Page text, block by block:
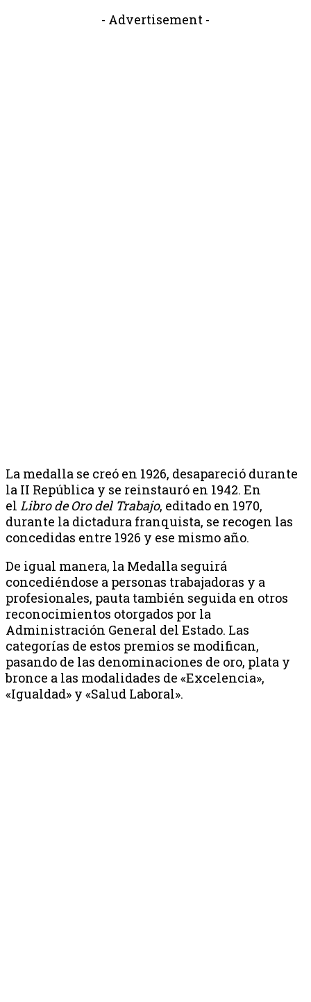
- Advertisement -
La medalla se creó en 1926, desapareció durante
la II República y se reinstauró en 1942. En
el Libro de Oro del Trabajo, editado en 1970,
durante la dictadura franquista, se recogen las
concedidas entre 1926 y ese mismo año.
De igual manera, la Medalla seguirá
concediéndose a personas trabajadoras y a
profesionales, pauta también seguida en otros
reconocimientos otorgados por la
Administración General del Estado. Las
categorías de estos premios se modifican,
pasando de las denominaciones de oro, plata y
bronce a las modalidades de «Excelencia»,
«Igualdad» y «Salud Laboral».